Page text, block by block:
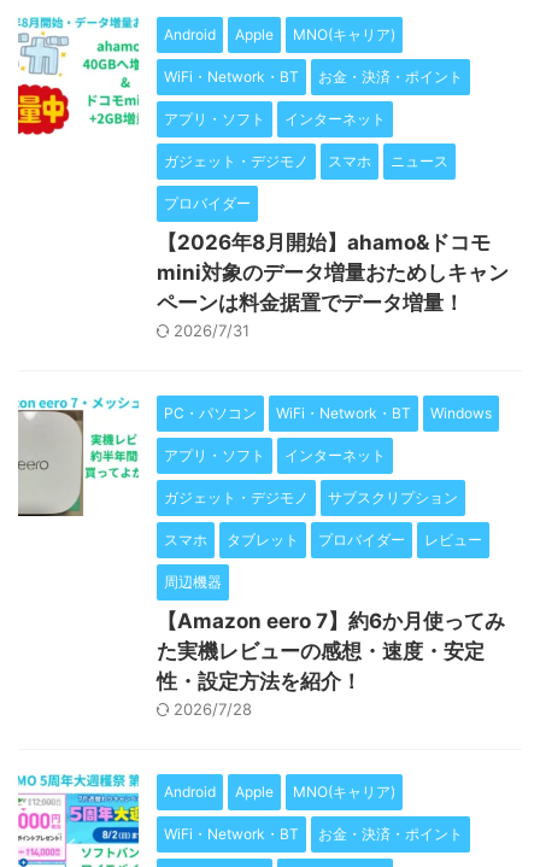
Android Apple MNO(キャリア)
WiFi・Network・BT お金・決済・ポイント
アプリ・ソフト インターネット
ガジェット・デジモノ スマホ ニュース
プロバイダー
【2026年8月開始】ahamo&ドコモ
mini対象のデータ増量おためしキャン
ペーンは料金据置でデータ増量！
2026/7/31
PC・パソコン WiFi・Network・BT Windows
アプリ・ソフト インターネット
ガジェット・デジモノ サブスクリプション
スマホ タブレット プロバイダー レビュー
周辺機器
【Amazon eero 7】約6か月使ってみ
た実機レビューの感想・速度・安定
性・設定方法を紹介！
2026/7/28
Android Apple MNO(キャリア)
WiFi・Network・BT お金・決済・ポイント